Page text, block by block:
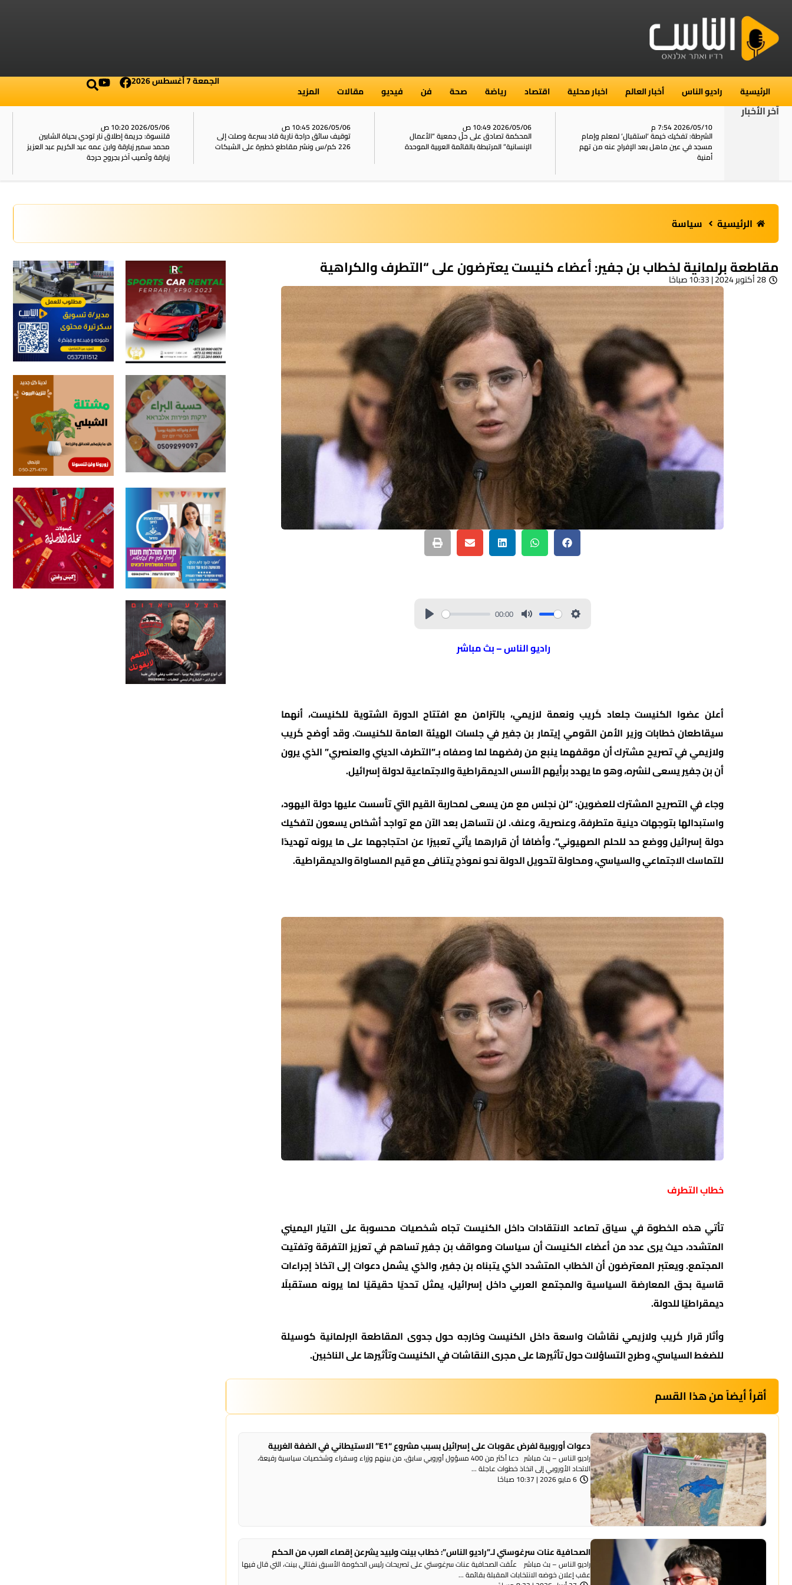
الرئيسية راديو الناس أخبار العالم اخبار محلية اقتصاد رياضة صحة فن فيديو مقالات المزيد
الجمعة 7 أغسطس 2026
آخر الأخبار
2026/05/10 7:54 م
الشرطة: تفكيك خيمة ‘استقبال‘ لمعلم وإمام
مسجد في عين ماهل بعد الإفراج عنه من تهم
أمنية
2026/05/06 10:49 ص
المحكمة تصادق على حلّ جمعية “الأعمال
الإنسانية” المرتبطة بالقائمة العربية الموحدة
2026/05/06 10:45 ص
توقيف سائق دراجة نارية قاد بسرعة وصلت إلى
226 كم/س ونشر مقاطع خطيرة على الشبكات
2026/05/06 10:20 ص
قلنسوة: جريمة إطلاق نار تودي بحياة الشابين
محمد سمير زبارقة وابن عمه عبد الكريم عبد العزيز
زبارقة وتُصيب آخر بجروح حرجة
الرئيسية سياسة
مقاطعة برلمانية لخطاب بن جفير: أعضاء كنيست يعترضون على “التطرف والكراهية
28 أكتوبر 2024 | 10:33 صباحًا
00:00
راديو الناس – بث مباشر
أعلن عضوا الكنيست جلعاد كَريب ونعمة لازيمي، بالتزامن مع افتتاح الدورة الشتوية للكنيست، أنهما
سيقاطعان خطابات وزير الأمن القومي إيتمار بن جفير في جلسات الهيئة العامة للكنيست. وقد أوضح كَريب
ولازيمي في تصريح مشترك أن موقفهما ينبع من رفضهما لما وصفاه بـ”التطرف الديني والعنصري” الذي يرون
أن بن جفير يسعى لنشره، وهو ما يهدد برأيهم الأسس الديمقراطية والاجتماعية لدولة إسرائيل.
وجاء في التصريح المشترك للعضوين: “لن نجلس مع من يسعى لمحاربة القيم التي تأسست عليها دولة اليهود،
واستبدالها بتوجهات دينية متطرفة، وعنصرية، وعنف. لن نتساهل بعد الآن مع تواجد أشخاص يسعون لتفكيك
دولة إسرائيل ووضع حد للحلم الصهيوني”. وأضافا أن قرارهما يأتي تعبيرًا عن احتجاجهما على ما يرونه تهديدًا
للتماسك الاجتماعي والسياسي، ومحاولة لتحويل الدولة نحو نموذج يتنافى مع قيم المساواة والديمقراطية.
خطاب التطرف
تأتي هذه الخطوة في سياق تصاعد الانتقادات داخل الكنيست تجاه شخصيات محسوبة على التيار اليميني
المتشدد، حيث يرى عدد من أعضاء الكنيست أن سياسات ومواقف بن جفير تساهم في تعزيز التفرقة وتفتيت
المجتمع. ويعتبر المعترضون أن الخطاب المتشدد الذي يتبناه بن جفير، والذي يشمل دعوات إلى اتخاذ إجراءات
قاسية بحق المعارضة السياسية والمجتمع العربي داخل إسرائيل، يمثل تحديًا حقيقيًا لما يرونه مستقبلًا
ديمقراطيًا للدولة.
وأثار قرار كَريب ولازيمي نقاشات واسعة داخل الكنيست وخارجه حول جدوى المقاطعة البرلمانية كوسيلة
للضغط السياسي، وطرح التساؤلات حول تأثيرها على مجرى النقاشات في الكنيست وتأثيرها على الناخبين.
أقرأ أيضاً من هذا القسم
دعوات أوروبية لفرض عقوبات على إسرائيل بسبب مشروع “E1” الاستيطاني في الضفة الغربية
راديو الناس – بث مباشر دعا أكثر من 400 مسؤول أوروبي سابق، من بينهم وزراء وسفراء وشخصيات سياسية رفيعة،
الاتحاد الأوروبي إلى اتخاذ خطوات عاجلة ...
6 مايو 2026 | 10:37 صباحًا
الصحافية عنات سرغوستي لـ”راديو الناس”: خطاب بينت ولبيد يشرعن إقصاء العرب من الحكم
راديو الناس – بث مباشر علّقت الصحافية عنات سرغوستي على تصريحات رئيس الحكومة الأسبق نفتالي بينت، التي قال فيها
عقب إعلان خوضه الانتخابات المقبلة بقائمة ...